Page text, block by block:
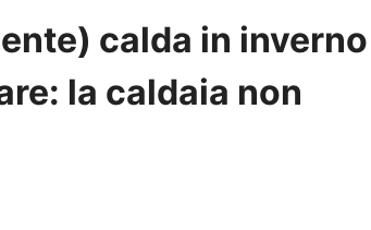
calda in inverno
la caldaia non